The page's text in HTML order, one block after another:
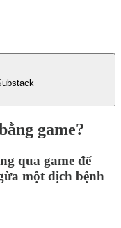
game?
qua game để
một dịch bệnh